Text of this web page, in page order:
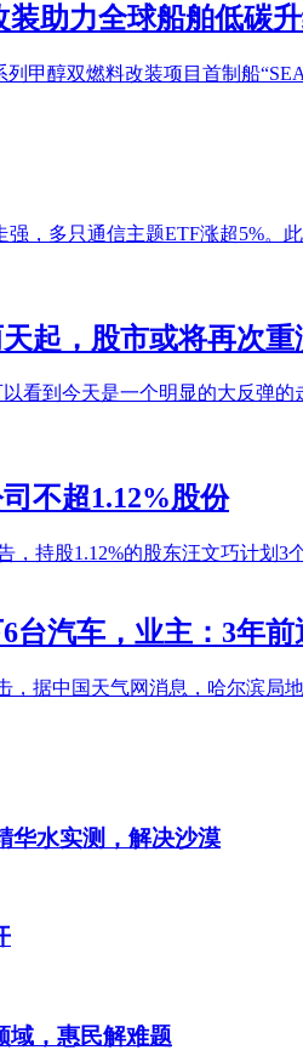
装助力全球船舶低碳
列甲醇双燃料改装项目首制船
，多只通信主题ETF涨超5%
起，股市或将再次重
看到今天是一个明显的大反弹
不超1.12%股份
，持股1.12%的股东汪文巧计
台汽车，业主：3年
，据中国天气网消息，哈尔滨
华水实测，解决沙漠
域，惠民解难题